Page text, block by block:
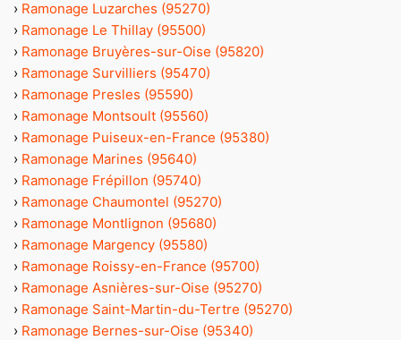
› Ramonage Luzarches (95270)
› Ramonage Le Thillay (95500)
› Ramonage Bruyères-sur-Oise (95820)
› Ramonage Survilliers (95470)
› Ramonage Presles (95590)
› Ramonage Montsoult (95560)
› Ramonage Puiseux-en-France (95380)
› Ramonage Marines (95640)
› Ramonage Frépillon (95740)
› Ramonage Chaumontel (95270)
› Ramonage Montlignon (95680)
› Ramonage Margency (95580)
› Ramonage Roissy-en-France (95700)
› Ramonage Asnières-sur-Oise (95270)
› Ramonage Saint-Martin-du-Tertre (95270)
› Ramonage Bernes-sur-Oise (95340)